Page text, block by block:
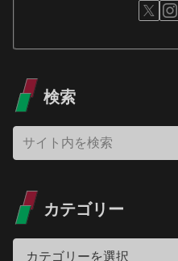
検索
カテゴリー